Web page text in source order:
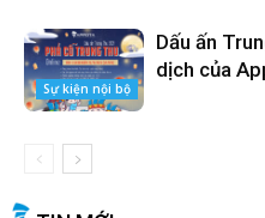
Sự kiện nội bộ
Dấu ấn
dịch của